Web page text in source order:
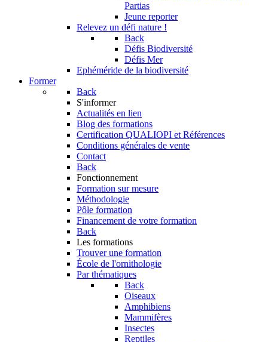
Partias
Jeune reporter
Relevez un défi nature !
Back
Défis Biodiversité
Défis Mer
Ephéméride de la biodiversité
Former
Back
S'informer
Actualités en lien
Blog des formations
Certification QUALIOPI et Références
Conditions générales de vente
Contact
Back
Fonctionnement
Formation sur mesure
Méthodologie
Pôle formation
Financement de votre formation
Back
Les formations
Trouver une formation
École de l'ornithologie
Par thématiques
Back
Oiseaux
Amphibiens
Mammifères
Insectes
Reptiles